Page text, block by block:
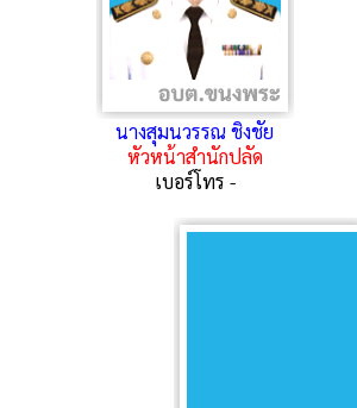
นางสุมนวรรณ ชิงชัย
หัวหน้าสำนักปลัด
เบอร์โทร -